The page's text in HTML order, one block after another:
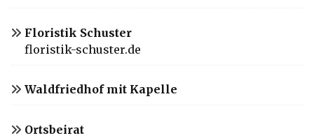
Floristik Schuster
floristik-schuster.de
Waldfriedhof mit Kapelle
Ortsbeirat